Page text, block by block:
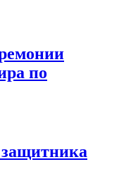
по
защитника